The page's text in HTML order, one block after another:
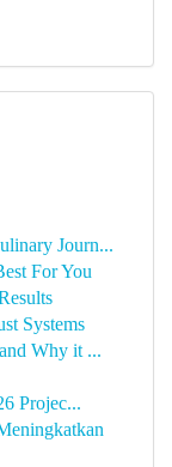
Journ...
For You
Systems
Why it ...
Projec...